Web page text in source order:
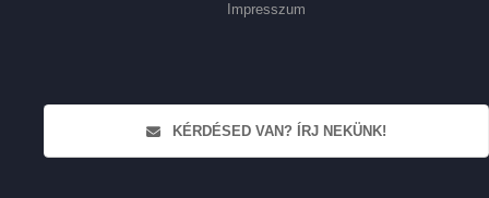
Impresszum
KÉRDÉSED VAN? ÍRJ NEKÜNK!